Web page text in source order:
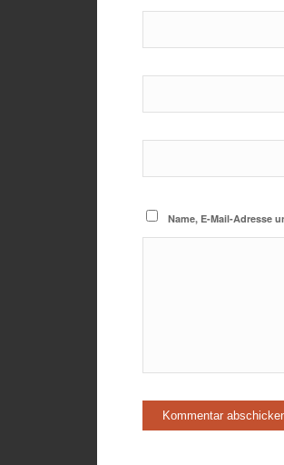
Name, E-Mail-Adresse